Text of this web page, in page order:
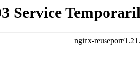
Service
nginx-reuseport/